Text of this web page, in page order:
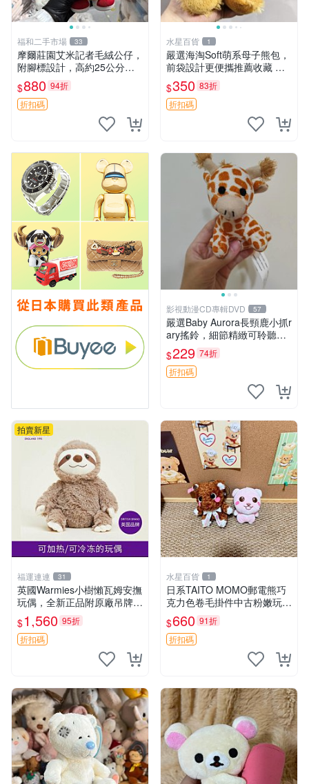
福和二手市場 33
摩爾莊園艾米記者毛絨公仔，
附腳標設計，高約25公分，
全新未拆封，限量珍藏。艾米
記者 毛絨公仔 超萌玩偶
$880 94折
折扣碼
水星百貨 1
嚴選海淘Soft萌系母子熊包，
前袋設計更便攜推薦收藏 母
子熊 軟綿綿 包包
$350 83折
折扣碼
影視動漫CD專輯DVD 57
嚴選Baby Aurora長頸鹿小抓r
ary搖鈴，細節精緻可聆聽清
脆鈴音 軟萌可愛 定制紀念 金
屬搖鈴 新手媽咪推薦 長頸鹿
抓rary 搖鈴
$229 74折
折扣碼
拍賣新星
福運連連 31
英國Warmies小樹懶瓦姆安撫
玩偶，全新正品附原廠吊牌與
防塵袋，內藏薰衣草可加熱，
適合各個年齡層，冷暖兩用享
受抱抱樂趣，不容錯過嚴選好
$1,560 95折
折扣碼
水星百貨 1
日系TAITO MOMO郵電熊巧
克力色卷毛掛件中古粉嫩玩偶
微瑕推薦 postpet momo 郵
電熊 中古玩偶
$660 91折
折扣碼